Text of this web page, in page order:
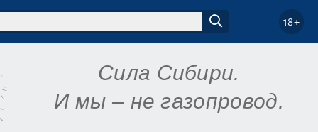
18+
Сила Сибири.
И мы – не газопровод.